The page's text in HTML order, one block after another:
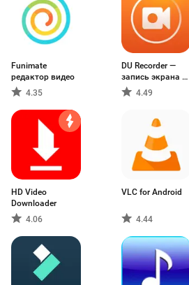
Funimate
редактор видео
4.35
DU Recorder —
запись экрана и
редактирование
видео
4.49
HD Video
Downloader
4.06
VLC for Android
4.44